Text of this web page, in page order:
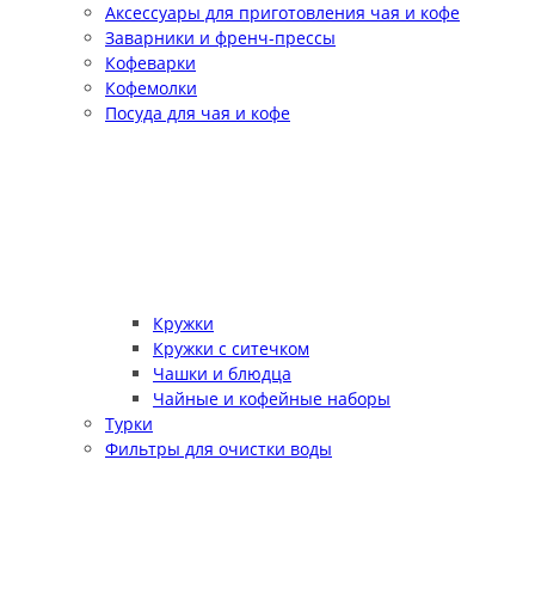
Аксессуары для приготовления чая и кофе
Заварники и френч-прессы
Кофеварки
Кофемолки
Посуда для чая и кофе
Кружки
Кружки с ситечком
Чашки и блюдца
Чайные и кофейные наборы
Турки
Фильтры для очистки воды